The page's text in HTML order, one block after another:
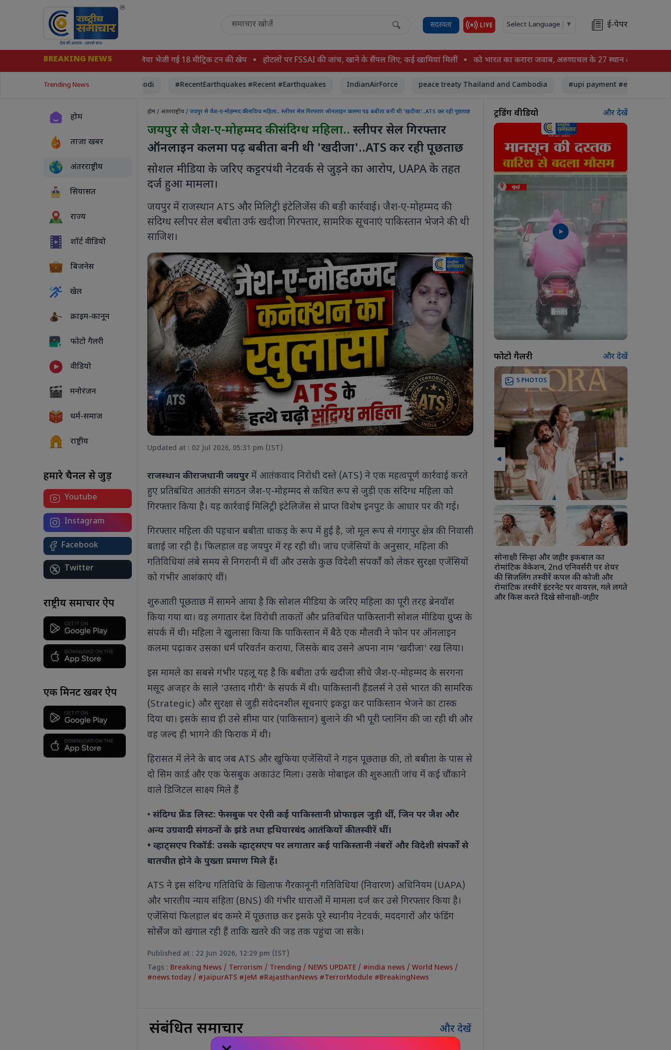
सदस्यता Select Language ▼ ई-पेपर
BREAKING NEWS
उड़ान, पहली बार समुद्री रास्ते से ऑस्ट्रेलिया भेजी गई 18 मीट्रिक टन की खेप होटलों पर FSSAI की जांच, खाने के सैंपल लिए; कई खामियां मिलीं को भारत का करारा जवाब, अरुणाचल के 27 स्थान आधिकारिक मानचित्र
Trending News
#pm modi # Narendramodi #RecentEarthquakes #Recent #Earthquakes IndianAirForce peace treaty Thailand and Cambodia #upi payment #economy
होम
ताजा खबर
अंतरराष्ट्रीय
सियासत
राज्य
शॉर्ट वीडियो
बिजनेस
खेल
क्राइम-कानून
फोटो गैलरी
वीडियो
मनोरंजन
धर्म-समाज
राष्ट्रीय
हमारे चैनल से जुड़ें
Youtube
Instagram
Facebook
Twitter
राष्ट्रीय समाचार ऐप
एक मिनट खबर ऐप
होम /अंतरराष्ट्रीय / जयपुर से जैश-ए-मोहम्मद की संदिग्ध महिला.. स्लीपर सेल गिरफ्तार ऑनलाइन कलमा पढ़ बबीता बनी थी 'खदीजा'..ATS कर रही पूछताछ
जयपुर से जैश-ए-मोहम्मद की संदिग्ध महिला..स्लीपर सेल गिरफ्तार
ऑनलाइन कलमा पढ़ बबीता बनी थी 'खदीजा'..ATS कर रही पूछताछ
सोशल मीडिया के जरिए कट्टरपंथी नेटवर्क से जुड़ने का आरोप, UAPA के तहत
दर्ज हुआ मामला।
जयपुर में राजस्थान ATS और मिलिट्री इंटेलिजेंस की बड़ी कार्रवाई। जैश-ए-मोहम्मद की
संदिग्ध स्लीपर सेल बबीता उर्फ खदीजा गिरफ्तार, सामरिक सूचनाएं पाकिस्तान भेजने की थी
साजिश।
Updated at : 02 Jul 2026, 05:31 pm (IST)
राजस्थान की राजधानी जयपुर में आतंकवाद निरोधी दस्ते (ATS) ने एक महत्वपूर्ण कार्रवाई करते
हुए प्रतिबंधित आतंकी संगठन जैश-ए-मोहम्मद से कथित रूप से जुड़ी एक संदिग्ध महिला को
गिरफ्तार किया है। यह कार्रवाई मिलिट्री इंटेलिजेंस से प्राप्त विशेष इनपुट के आधार पर की गई।
गिरफ्तार महिला की पहचान बबीता धाकड़ के रूप में हुई है, जो मूल रूप से गंगापुर क्षेत्र की निवासी
बताई जा रही है। फिलहाल वह जयपुर में रह रही थी। जांच एजेंसियों के अनुसार, महिला की
गतिविधियां लंबे समय से निगरानी में थीं और उसके कुछ विदेशी संपर्कों को लेकर सुरक्षा एजेंसियों
को गंभीर आशंकाएं थीं।
शुरुआती पूछताछ में सामने आया है कि सोशल मीडिया के जरिए महिला का पूरी तरह ब्रेनवॉश
किया गया था। वह लगातार देश विरोधी ताकतों और प्रतिबंधित पाकिस्तानी सोशल मीडिया ग्रुप्स के
संपर्क में थी। महिला ने खुलासा किया कि पाकिस्तान में बैठे एक मौलवी ने फोन पर ऑनलाइन
कलमा पढ़ाकर उसका धर्म परिवर्तन कराया, जिसके बाद उसने अपना नाम 'खदीजा' रख लिया।
इस मामले का सबसे गंभीर पहलू यह है कि बबीता उर्फ खदीजा सीधे जैश-ए-मोहम्मद के सरगना
मसूद अजहर के साले 'उस्ताद गौरी' के संपर्क में थी। पाकिस्तानी हैंडलर्स ने उसे भारत की सामरिक
(Strategic) और सुरक्षा से जुड़ी संवेदनशील सूचनाएं इकट्ठा कर पाकिस्तान भेजने का टास्क
दिया था। इसके साथ ही उसे सीमा पार (पाकिस्तान) बुलाने की भी पूरी प्लानिंग की जा रही थी और
वह जल्द ही भागने की फिराक में थी।
हिरासत में लेने के बाद जब ATS और खुफिया एजेंसियों ने गहन पूछताछ की, तो बबीता के पास से
दो सिम कार्ड और एक फेसबुक अकाउंट मिला। उसके मोबाइल की शुरुआती जांच में कई चौंकाने
वाले डिजिटल साक्ष्य मिले हैं
• संदिग्ध फ्रेंड लिस्ट: फेसबुक पर ऐसी कई पाकिस्तानी प्रोफाइल जुड़ी थीं, जिन पर जैश और
अन्य उग्रवादी संगठनों के झंडे तथा हथियारबंद आतंकियों की तस्वीरें थीं।
• व्हाट्सएप रिकॉर्ड: उसके व्हाट्सएप पर लगातार कई पाकिस्तानी नंबरों और विदेशी संपर्कों से
बातचीत होने के पुख्ता प्रमाण मिले हैं।
ATS ने इस संदिग्ध गतिविधि के खिलाफ गैरकानूनी गतिविधियां (निवारण) अधिनियम (UAPA)
और भारतीय न्याय संहिता (BNS) की गंभीर धाराओं में मामला दर्ज कर उसे गिरफ्तार किया है।
एजेंसियां फिलहाल बंद कमरे में पूछताछ कर इसके पूरे स्थानीय नेटवर्क, मददगारों और फंडिंग
सोर्सेज को खंगाल रही हैं ताकि खतरे की जड़ तक पहुंचा जा सके।
Published at : 22 Jun 2026, 12:29 pm (IST)
Tags : Breaking News/ Terrorism/ Trending/ NEWS UPDATE/ #india news/World News/
#news today/ #JaipurATS #JeM #RajasthanNews #TerrorModule #BreakingNews
संबंधित समाचार और देखें
ट्रेंडिंग वीडियो और देखें
फोटो गैलरी और देखें
योग सिर्फ एक दिन नहीं, जीवन का मंत्र है:
कोलकाता से पीएम मोदी का देश को संदेश
अंतरराष्ट्रीय योग दिवस 2026 पर पीएम मोदी
ने कोलकाता में किया योगाभ्यास, कहा-
स्वस्थ और संतुलित जीवन के लिए योग को
बनाएं दैनिक आदत।
रॉयल एस्कॉट 2026 में सारा अली खान का
शाही अंदाज, हेनरी कैविल संग तस्वीरों ने
बटोरी सुर्खियां ऑफ-व्हाइट एलिगेंट
आउटफिट, विंटेज हैट और क्लासिक
एक्सेसरीज के साथ सारा अली खान ने सबका
ध्यान खींचा
9 PHOTOS
विश्व नेताओं के साथ हुई अहम मुलाकात मानव
कल्याण और वैश्विक सहयोग को बढ़ावा देने
पर बनी सहमति।
8 PHOTOS
सोनाक्षी सिन्हा और जहीर इकबाल का
रोमांटिक वेकेशन, 2nd एनिवर्सरी पर शेयर
की सिजलिंग तस्वीरें कपल की कोजी और
रोमांटिक तस्वीरें इंटरनेट पर वायरल, गले लगते
और किस करते दिखे सोनाक्षी-जहीर
5 PHOTOS